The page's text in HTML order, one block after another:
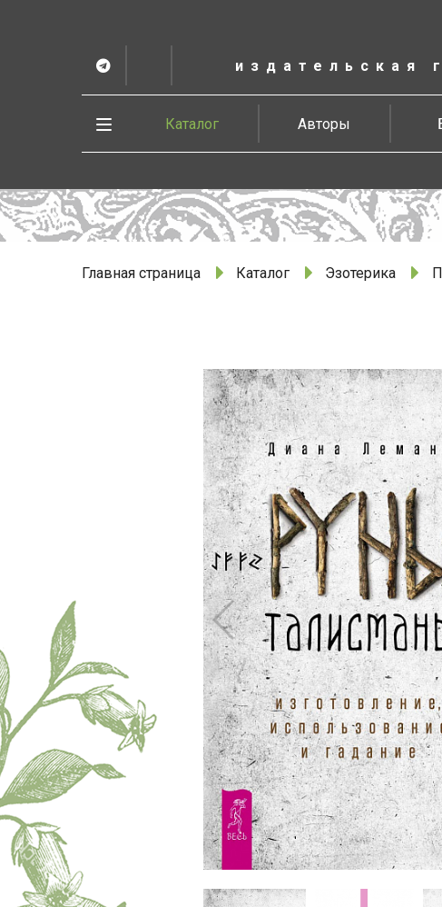
содержанию
издательская
весь
Telegram
Vesbook
Каталог Авторы
Развернуть
Главная страница Каталог Эзотерика